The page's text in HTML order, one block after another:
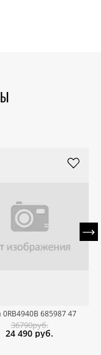
685987 47
36790руб.
24 490 руб.